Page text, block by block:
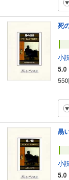
死
小
5.0
黒
小
5.0